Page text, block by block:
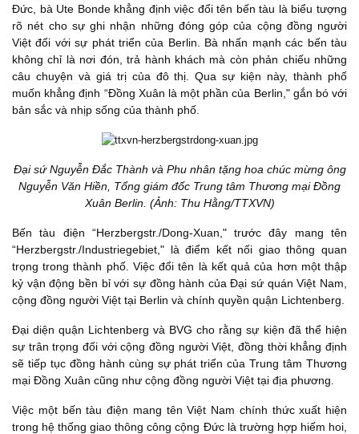
Đức, bà Ute Bonde khẳng định việc đổi tên bến tàu là biểu tượng
rõ nét cho sự ghi nhận những đóng góp của cộng đồng người
Việt đối với sự phát triển của Berlin. Bà nhấn mạnh các bến tàu
không chỉ là nơi đón, trả hành khách mà còn phản chiếu những
câu chuyện và giá trị của đô thị. Qua sự kiện này, thành phố
muốn khẳng định “Đồng Xuân là một phần của Berlin," gắn bó với
bản sắc và nhịp sống của thành phố.
Đại sứ Nguyễn Đắc Thành và Phu nhân tặng hoa chúc mừng ông
Nguyễn Văn Hiền, Tổng giám đốc Trung tâm Thương mại Đồng
Xuân Berlin. (Ảnh: Thu Hằng/TTXVN)
Bến tàu điện “Herzbergstr./Dong-Xuan," trước đây mang tên
“Herzbergstr./Industriegebiet," là điểm kết nối giao thông quan
trọng trong thành phố. Việc đổi tên là kết quả của hơn một thập
kỷ vận động bền bỉ với sự đồng hành của Đại sứ quán Việt Nam,
cộng đồng người Việt tại Berlin và chính quyền quận Lichtenberg.
Đại diện quận Lichtenberg và BVG cho rằng sự kiện đã thể hiện
sự trân trọng đối với cộng đồng người Việt, đồng thời khẳng định
sẽ tiếp tục đồng hành cùng sự phát triển của Trung tâm Thương
mại Đồng Xuân cũng như cộng đồng người Việt tại địa phương.
Việc một bến tàu điện mang tên Việt Nam chính thức xuất hiện
trong hệ thống giao thông công cộng Đức là trường hợp hiếm hoi,